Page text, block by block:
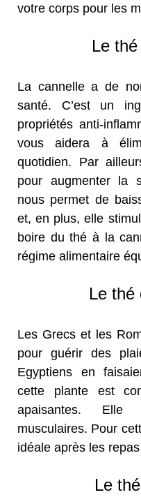
votre corps pour les
Le
La cannelle a de
santé. C’est un
propriétés anti-
vous aidera à
quotidien. Par
pour augmenter la
nous permet de
et, en plus, elle
boire du thé à la
régime alimentaire
Le thé
Les Grecs et les
pour guérir des
Egyptiens en
cette plante est
apaisantes. Elle
musculaires. Pour
idéale après les
Le